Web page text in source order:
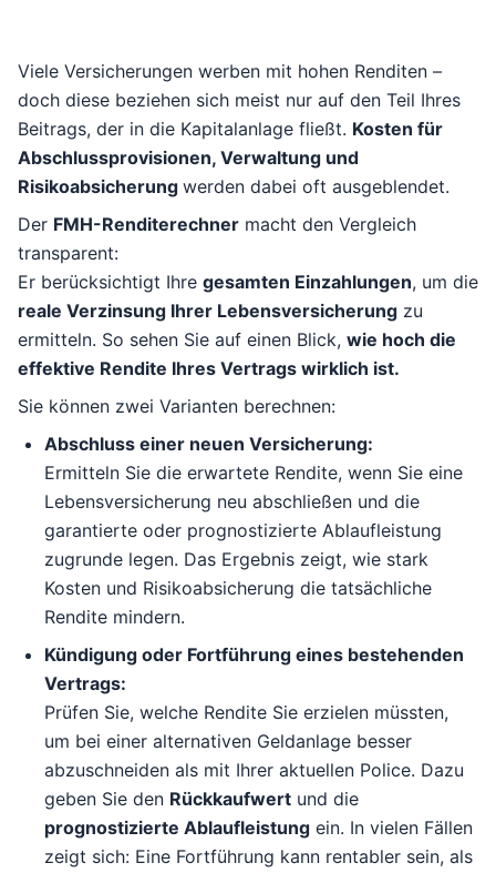
Viele Versicherungen werben mit hohen Renditen –
doch diese beziehen sich meist nur auf den Teil Ihres
Beitrags, der in die Kapitalanlage fließt. Kosten für
Abschlussprovisionen, Verwaltung und
Risikoabsicherung werden dabei oft ausgeblendet.
Der FMH-Renditerechner macht den Vergleich
transparent:
Er berücksichtigt Ihre gesamten Einzahlungen, um die
reale Verzinsung Ihrer Lebensversicherung zu
ermitteln. So sehen Sie auf einen Blick, wie hoch die
effektive Rendite Ihres Vertrags wirklich ist.
Sie können zwei Varianten berechnen:
Abschluss einer neuen Versicherung:
Ermitteln Sie die erwartete Rendite, wenn Sie eine
Lebensversicherung neu abschließen und die
garantierte oder prognostizierte Ablaufleistung
zugrunde legen. Das Ergebnis zeigt, wie stark
Kosten und Risikoabsicherung die tatsächliche
Rendite mindern.
Kündigung oder Fortführung eines bestehenden
Vertrags:
Prüfen Sie, welche Rendite Sie erzielen müssten,
um bei einer alternativen Geldanlage besser
abzuschneiden als mit Ihrer aktuellen Police. Dazu
geben Sie den Rückkaufwert und die
prognostizierte Ablaufleistung ein. In vielen Fällen
zeigt sich: Eine Fortführung kann rentabler sein, als